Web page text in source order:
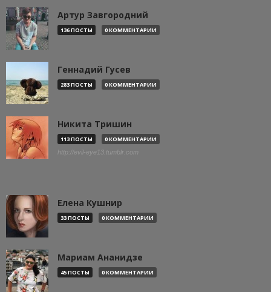
Артур Завгородний
136 ПОСТЫ 0 КОММЕНТАРИИ
Геннадий Гусев
283 ПОСТЫ 0 КОММЕНТАРИИ
Никита Тришин
113 ПОСТЫ 0 КОММЕНТАРИИ
http://evil-eye13.tumblr.com
Елена Кушнир
33 ПОСТЫ 0 КОММЕНТАРИИ
Мариам Ананидзе
45 ПОСТЫ 0 КОММЕНТАРИИ